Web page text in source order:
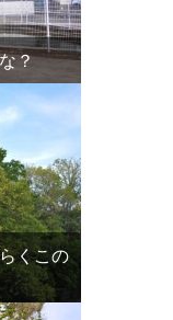
？
くこの